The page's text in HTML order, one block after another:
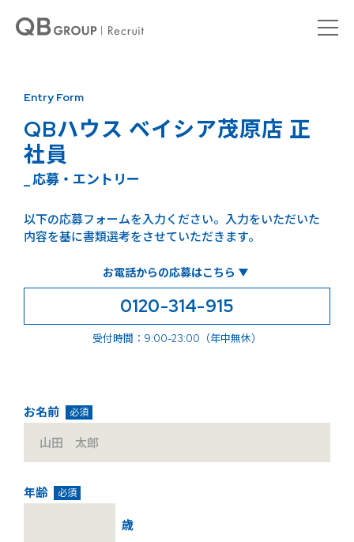
Entry Form
QBハウス ベイシア茂原店 正
社員
_ 応募・エントリー
以下の応募フォームを入力ください。入力をいただいた
内容を基に書類選考をさせていただきます。
お電話からの応募はこちら
0120-314-915
受付時間：9:00-23:00（年中無休）
お名前 必須
年齢 必須
歳